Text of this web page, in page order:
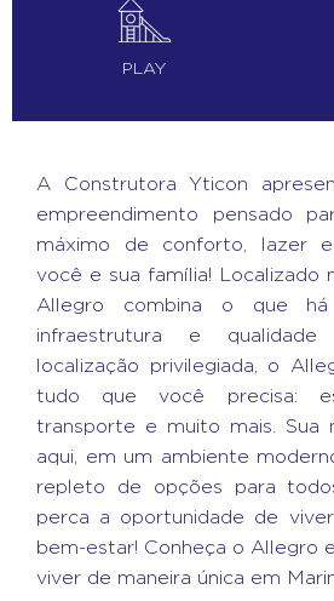
PLAY
A Construtora Yticon
empreendimento pensado
máximo de conforto, lazer
você e sua família! Localizado
Allegro combina o que
infraestrutura e
localização privilegiada, o
tudo que você precisa:
transporte e muito mais. Sua
aqui, em um ambiente
repleto de opções para
perca a oportunidade de
bem-estar! Conheça o Allegro
viver de maneira única em